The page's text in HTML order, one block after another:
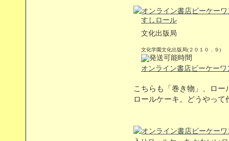
すしロール
文化出版局
文化学園文化出版局(２０１０．９)
オンライン書店ビーケー
こちらも「巻き物」、ロ
ロールケーキ。どうやって